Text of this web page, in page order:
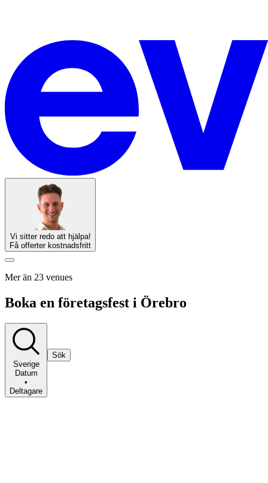
Vi sitter redo att hjälpa!
Få offerter kostnadsfritt
Mer än 23 venues
Boka en företagsfest i Örebro
Sverige
Datum
•
Deltagare
Sök